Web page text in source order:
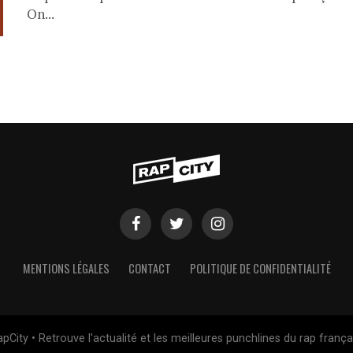
On...
MENTIONS LÉGALES CONTACT POLITIQUE DE CONFIDENTIALITÉ
• Retrouve l'actualité et les meilleures punchlines du rap